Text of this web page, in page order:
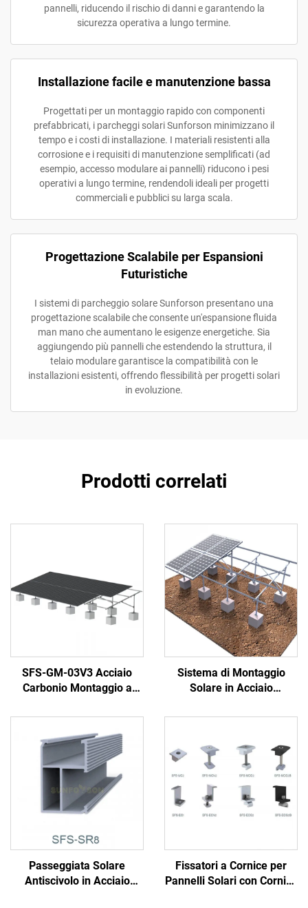
pannelli, riducendo il rischio di danni e garantendo la
sicurezza operativa a lungo termine.
Installazione facile e manutenzione bassa
Progettati per un montaggio rapido con componenti
prefabbricati, i parcheggi solari Sunforson minimizzano il
tempo e i costi di installazione. I materiali resistenti alla
corrosione e i requisiti di manutenzione semplificati (ad
esempio, accesso modulare ai pannelli) riducono i pesi
operativi a lungo termine, rendendoli ideali per progetti
commerciali e pubblici su larga scala.
Progettazione Scalabile per Espansioni
Futuristiche
I sistemi di parcheggio solare Sunforson presentano una
progettazione scalabile che consente un'espansione fluida
man mano che aumentano le esigenze energetiche. Sia
aggiungendo più pannelli che estendendo la struttura, il
telaio modulare garantisce la compatibilità con le
installazioni esistenti, offrendo flessibilità per progetti solari
in evoluzione.
Prodotti correlati
SFS-GM-03V3 Acciaio
Carbonio Montaggio a
Sistema di Montaggio
Solare in Acciaio
Passeggiata Solare
Antiscivolo in Acciaio
Fissatori a Cornice per
Pannelli Solari con Cornice